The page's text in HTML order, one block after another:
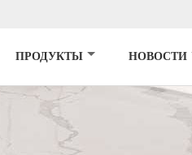
ПРОДУКТЫ НОВОСТИ